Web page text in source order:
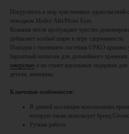
Погрузитесь в мир чувственных
поводком Мойст Айз/Moist Eyes.
Кожаная петля пробуждает чувство
добавляет особый шарм в игру сдержанности.
Поводок с тиснением логотипа UPKO красиво
бархатный мешочек для дальнейшего
ожерелью и он станет идеальным подарком
детали, женщины.
Ключевые особенности:
В данной коллекции использована
которую также использует бренд
Ручная работа